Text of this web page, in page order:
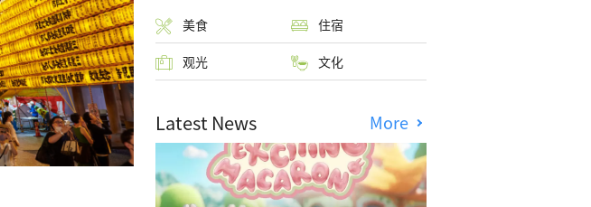
美食 住宿
观光 文化
Latest News More